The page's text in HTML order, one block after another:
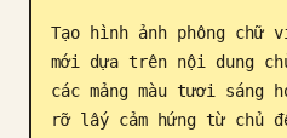
Blog
Cập nhật
Tạo hình ảnh phông chữ
mới dựa trên nội dung
các mảng màu tươi sáng
rỡ lấy cảm hứng từ chủ